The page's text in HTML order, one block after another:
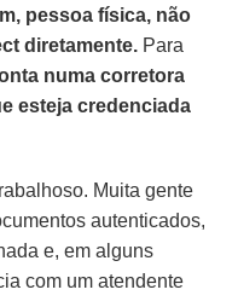
pessoa física, não
diretamente. Para
numa corretora
esteja credenciada
Muita gente
autenticados,
e, em alguns
com um atendente